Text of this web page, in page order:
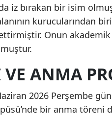
Kocaeli
Malatya
Kahramanmaraş
iz bırakan bir isim
kurucularından
Onun akademik
VE ANMA
2026 Perşembe
bir anma töreni